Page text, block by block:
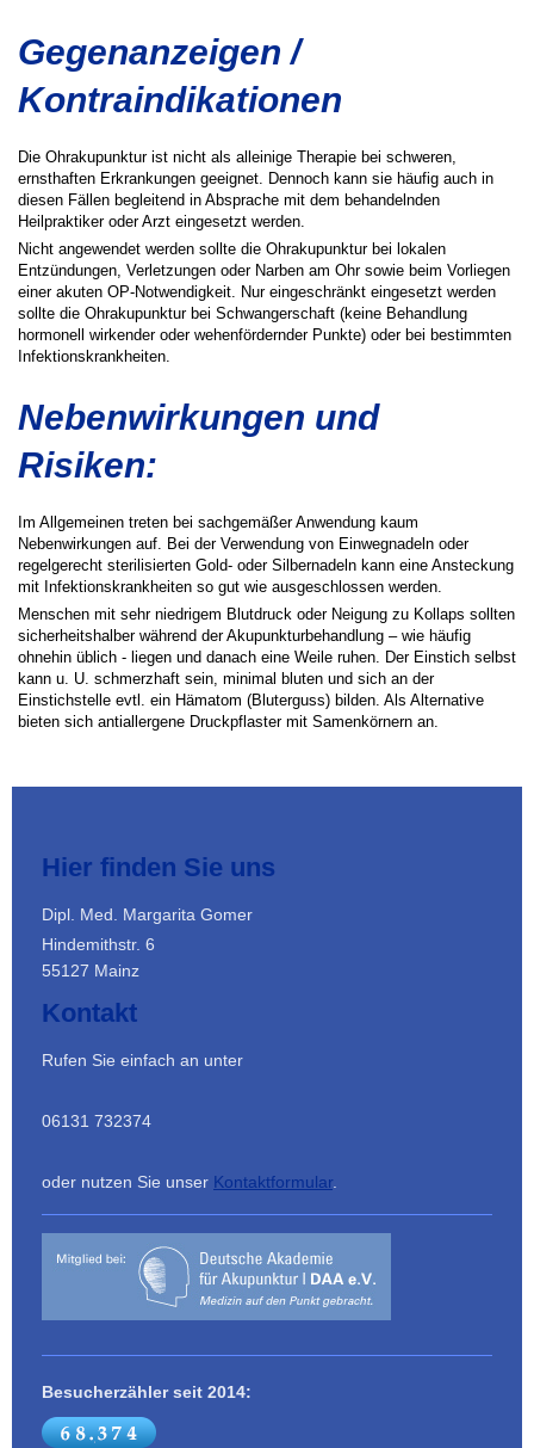
Gegenanzeigen /
Kontraindikationen
Die Ohrakupunktur ist nicht als alleinige Therapie bei schweren,
ernsthaften Erkrankungen geeignet. Dennoch kann sie häufig auch in
diesen Fällen begleitend in Absprache mit dem behandelnden
Heilpraktiker oder Arzt eingesetzt werden.
Nicht angewendet werden sollte die Ohrakupunktur bei lokalen
Entzündungen, Verletzungen oder Narben am Ohr sowie beim Vorliegen
einer akuten OP-Notwendigkeit. Nur eingeschränkt eingesetzt werden
sollte die Ohrakupunktur bei Schwangerschaft (keine Behandlung
hormonell wirkender oder wehenfördernder Punkte) oder bei bestimmten
Infektionskrankheiten.
Nebenwirkungen und
Risiken:
Im Allgemeinen treten bei sachgemäßer Anwendung kaum
Nebenwirkungen auf. Bei der Verwendung von Einwegnadeln oder
regelgerecht sterilisierten Gold- oder Silbernadeln kann eine Ansteckung
mit Infektionskrankheiten so gut wie ausgeschlossen werden.
Menschen mit sehr niedrigem Blutdruck oder Neigung zu Kollaps sollten
sicherheitshalber während der Akupunkturbehandlung – wie häufig
ohnehin üblich - liegen und danach eine Weile ruhen. Der Einstich selbst
kann u. U. schmerzhaft sein, minimal bluten und sich an der
Einstichstelle evtl. ein Hämatom (Bluterguss) bilden. Als Alternative
bieten sich antiallergene Druckpflaster mit Samenkörnern an.
Hier finden Sie uns
Dipl. Med. Margarita Gomer
Hindemithstr. 6
55127 Mainz
Kontakt
Rufen Sie einfach an unter
06131 732374
oder nutzen Sie unser Kontaktformular
Besucherzähler seit 2014: